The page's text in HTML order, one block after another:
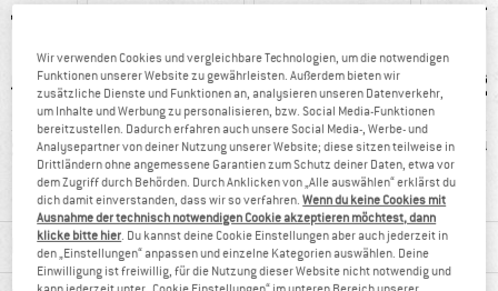
98%
Weiterempfehlung
Kunden sagen:
Preis/Leistung
MATERIALINFOS & FEATURES
Wir verwenden Cookies und vergleichbare Technologien, um die notwendigen
Funktionen unserer Website zu gewährleisten. Außerdem bieten wir
zusätzliche Dienste und Funktionen an, analysieren unseren Datenverkehr,
um Inhalte und Werbung zu personalisieren, bzw. Social Media-Funktionen
bereitzustellen. Dadurch erfahren auch unsere Social Media-, Werbe- und
Analysepartner von deiner Nutzung unserer Website; diese sitzen teilweise in
Drittländern ohne angemessene Garantien zum Schutz deiner Daten, etwa vor
dem Zugriff durch Behörden. Durch Anklicken von „Alle auswählen“ erklärst du
dich damit einverstanden, dass wir so verfahren.Wenn du keine Cookies mit
Ausnahme der technisch notwendigen Cookie akzeptieren möchtest, dann
klicke bitte hier . Du kannst deine Cookie Einstellungen aber auch jederzeit in
den „Einstellungen“ anpassen und einzelne Kategorien auswählen. Deine
Einwilligung ist freiwillig, für die Nutzung dieser Website nicht notwendig und